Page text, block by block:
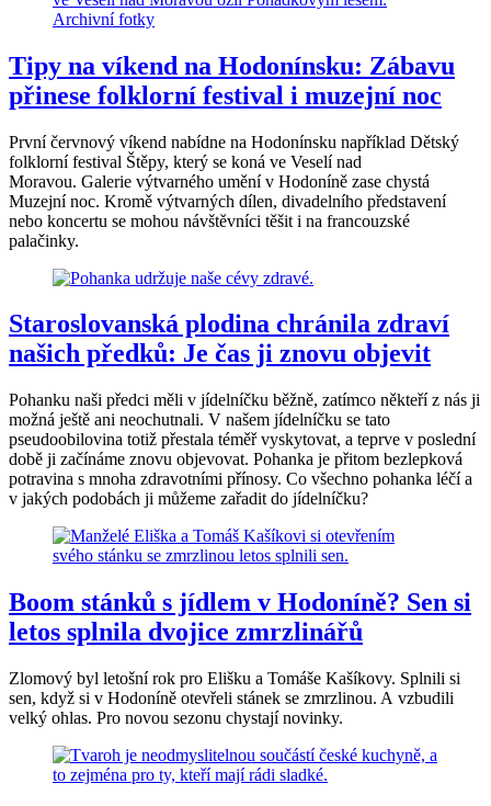
Tipy na víkend na Hodonínsku: Zábavu
přinese folklorní festival i muzejní noc
První červnový víkend nabídne na Hodonínsku například Dětský
folklorní festival Štěpy, který se koná ve Veselí nad
Moravou. Galerie výtvarného umění v Hodoníně zase chystá
Muzejní noc. Kromě výtvarných dílen, divadelního představení
nebo koncertu se mohou návštěvníci těšit i na francouzské
palačinky.
Staroslovanská plodina chránila zdraví
našich předků: Je čas ji znovu objevit
Pohanku naši předci měli v jídelníčku běžně, zatímco někteří z nás ji
možná ještě ani neochutnali. V našem jídelníčku se tato
pseudoobilovina totiž přestala téměř vyskytovat, a teprve v poslední
době ji začínáme znovu objevovat. Pohanka je přitom bezlepková
potravina s mnoha zdravotními přínosy. Co všechno pohanka léčí a
v jakých podobách ji můžeme zařadit do jídelníčku?
Boom stánků s jídlem v Hodoníně? Sen si
letos splnila dvojice zmrzlinářů
Zlomový byl letošní rok pro Elišku a Tomáše Kašíkovy. Splnili si
sen, když si v Hodoníně otevřeli stánek se zmrzlinou. A vzbudili
velký ohlas. Pro novou sezonu chystají novinky.